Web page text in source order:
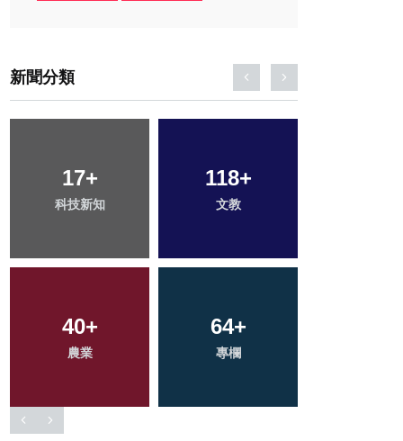
新聞分類
17+
科技新知
118+
文教
40+
農業
64+
專欄
26+
頭條
1+
大陸
218+
社會
117+
健康